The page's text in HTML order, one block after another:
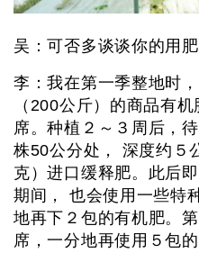
吴：可否多谈谈你的用肥
李：我在第一季整地时
（200公斤）的商品有
席。种植２～３周后，
株50公分处， 深度约５
克）进口缓释肥。此后
期间， 也会使用一些特
地再下２包的有机肥。
席，一分地再使用５包的